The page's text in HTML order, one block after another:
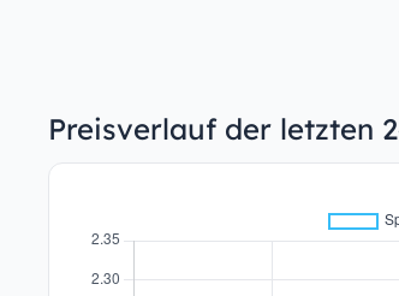
Preisverlauf der letzten